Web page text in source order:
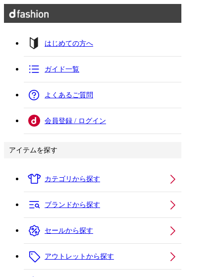
はじめての方へ
ガイド一覧
よくあるご質問
会員登録 / ログイン
アイテムを探す
カテゴリから探す
ブランドから探す
セールから探す
アウトレットから探す